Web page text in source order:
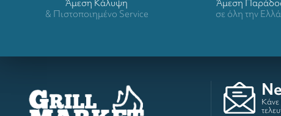
Άμεση Κάλυψη
& Πιστοποιημένο Service
Άμεση
σε όλη την
Κάνε